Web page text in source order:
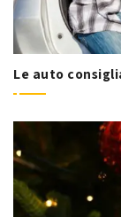
Le auto